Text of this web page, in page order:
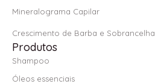
Mineralograma Capilar
Crescimento de Barba e Sobrancelha
Produtos
Shampoo
Óleos essenciais